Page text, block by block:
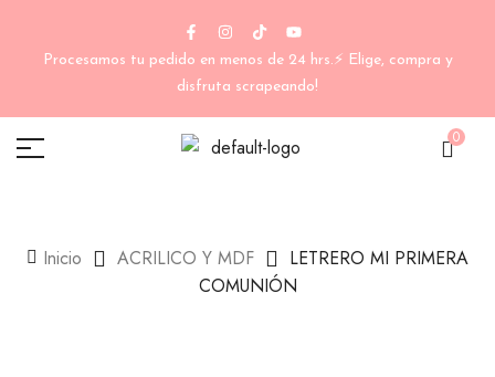
Procesamos tu pedido en menos de 24 hrs.⚡ Elige, compra y
disfruta scrapeando!
0
Inicio ACRILICO Y MDF
LETRERO MI PRIMERA
COMUNIÓN